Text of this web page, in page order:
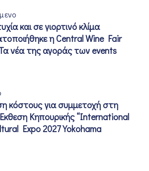
και σε γιορτινό κλίμα
η Central Wine Fair
νέα της αγοράς των events
κόστους για συμμετοχή στη
Κηπουρικής “International
Expo 2027 Yokohama